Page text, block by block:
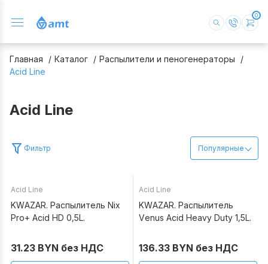
0
Главная Каталог
Распылители и пеногенераторы
Acid Line
Acid Line
Фильтр Популярные
Acid Line
KWAZAR. Распылитель Nix
Pro+ Acid HD 0,5L.
31.23 BYN без НДС
Acid Line
KWAZAR. Распылитель
Venus Acid Heavy Duty 1,5L.
136.33 BYN без НДС